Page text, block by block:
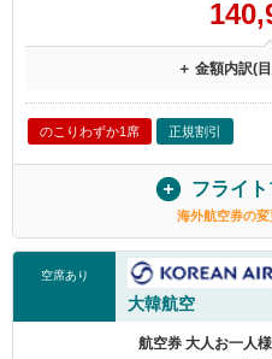
＋ 金額内訳(
のこりわずか1席 正規割引
フライト
海外航空券の
空席あり
大韓航空
航空券 大人お一人